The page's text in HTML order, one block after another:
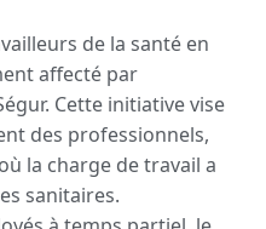
de la santé en
affecté par
Cette initiative vise
des professionnels,
la charge de travail a
sanitaires.